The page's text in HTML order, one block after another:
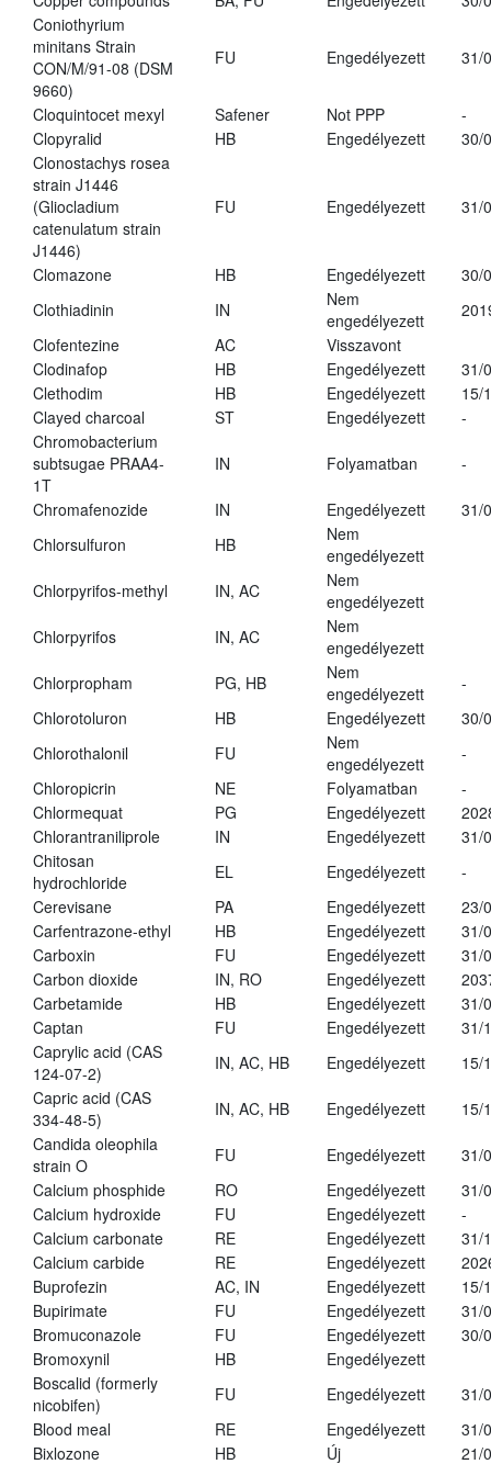
Coniothyrium
minitans Strain
CON/M/91-08 (DSM
9660)
FU Engedélyezett 31/
Cloquintocet mexyl Safener Not PPP
-
Clopyralid
HB Engedélyezett
30/
Clonostachys rosea
strain J1446
(Gliocladium
catenulatum strain
J1446)
FU Engedélyezett 31/
Clomazone HB Engedélyezett
30/
Clothiadinin
IN
Nem
engedélyezett
Clofentezine
AC
Visszavont
Clodinafop
HB Engedélyezett
31/
Clethodim
HB Engedélyezett
15/
Clayed charcoal
ST Engedélyezett
-
Chromobacterium
subtsugae PRAA4-
1T
IN Folyamatban -
Chromafenozide IN Engedélyezett
31/
Chlorsulfuron
HB
Nem
engedélyezett
Chlorpyrifos-methyl
IN, AC
Nem
engedélyezett
Chlorpyrifos
IN, AC
Nem
engedélyezett
Chlorpropham
PG, HB
Nem
engedélyezett
-
Chlorotoluron
HB Engedélyezett
30/
Chlorothalonil
FU
Nem
engedélyezett
-
Chloropicrin
NE Folyamatban
-
Chlormequat
PG Engedélyezett
Chlorantraniliprole
IN Engedélyezett
31/
Chitosan
hydrochloride
EL Engedélyezett
-
Cerevisane
PA Engedélyezett
23/
Carfentrazone-ethyl
HB Engedélyezett
31/
Carboxin
FU Engedélyezett
31/
Carbon dioxide
IN, RO Engedélyezett
Carbetamide
HB Engedélyezett
31/
Captan
FU Engedélyezett
31/
Caprylic acid (CAS
124-07-2)
IN, AC, HB Engedélyezett
15/
Capric acid (CAS
334-48-5)
IN, AC, HB Engedélyezett
15/
Candida oleophila
strain O
FU Engedélyezett
31/
Calcium phosphide
RO Engedélyezett
31/
Calcium hydroxide
FU Engedélyezett
-
Calcium carbonate
RE Engedélyezett
31/
Calcium carbide
RE Engedélyezett
Buprofezin
AC, IN Engedélyezett
15/
Bupirimate
FU Engedélyezett
31/
Bromuconazole
FU Engedélyezett
30/
Bromoxynil
HB
Engedélyezett
Boscalid (formerly
nicobifen)
FU Engedélyezett
31/
Blood meal
RE Engedélyezett
31/
Bixlozone
HB Új 21/